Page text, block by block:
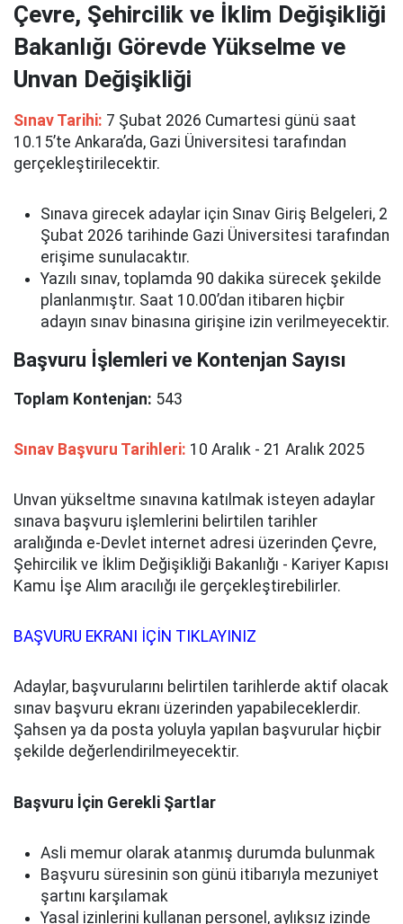
Çevre, Şehircilik ve İklim Değişikliği
Bakanlığı Görevde Yükselme ve
Unvan Değişikliği
Sınav Tarihi: 7 Şubat 2026 Cumartesi günü saat
10.15’te Ankara’da, Gazi Üniversitesi tarafından
gerçekleştirilecektir.
Sınava girecek adaylar için Sınav Giriş Belgeleri, 2
Şubat 2026 tarihinde Gazi Üniversitesi tarafından
erişime sunulacaktır.
Yazılı sınav, toplamda 90 dakika sürecek şekilde
planlanmıştır. Saat 10.00’dan itibaren hiçbir
adayın sınav binasına girişine izin verilmeyecektir.
Başvuru İşlemleri ve Kontenjan Sayısı
Toplam Kontenjan: 543
Sınav Başvuru Tarihleri: 10 Aralık - 21 Aralık 2025
Unvan yükseltme sınavına katılmak isteyen adaylar
sınava başvuru işlemlerini belirtilen tarihler
aralığında e-Devlet internet adresi üzerinden Çevre,
Şehircilik ve İklim Değişikliği Bakanlığı - Kariyer Kapısı
Kamu İşe Alım aracılığı ile gerçekleştirebilirler.
BAŞVURU EKRANI İÇİN TIKLAYINIZ
Adaylar, başvurularını belirtilen tarihlerde aktif olacak
sınav başvuru ekranı üzerinden yapabileceklerdir.
Şahsen ya da posta yoluyla yapılan başvurular hiçbir
şekilde değerlendirilmeyecektir.
Başvuru İçin Gerekli Şartlar
Asli memur olarak atanmış durumda bulunmak
Başvuru süresinin son günü itibarıyla mezuniyet
şartını karşılamak
Yasal izinlerini kullanan personel, aylıksız izinde